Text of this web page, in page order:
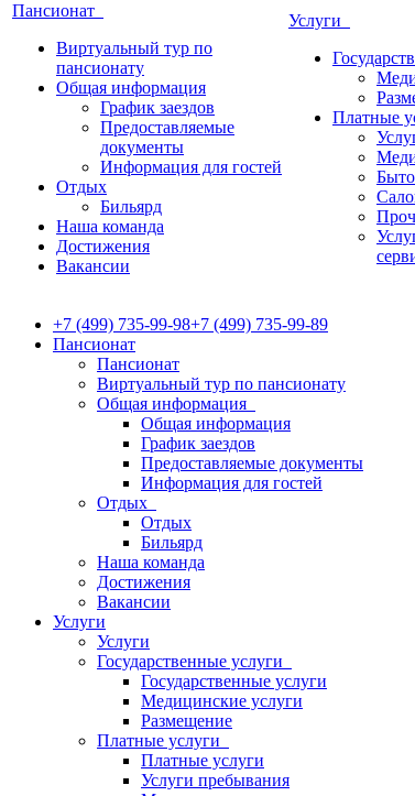
Пансионат
Виртуальный тур по
пансионату
Общая информация
График заездов
Предоставляемые
документы
Информация для гостей
Отдых
Бильярд
Наша команда
Достижения
Вакансии
Услуги
Платные
+7 (499) 735-99-98+7 (499) 735-99-89
Пансионат
Пансионат
Виртуальный тур по пансионату
Общая информация
Общая информация
График заездов
Предоставляемые документы
Информация для гостей
Отдых
Отдых
Бильярд
Наша команда
Достижения
Вакансии
Услуги
Услуги
Государственные услуги
Государственные услуги
Медицинские услуги
Размещение
Платные услуги
Платные услуги
Услуги пребывания